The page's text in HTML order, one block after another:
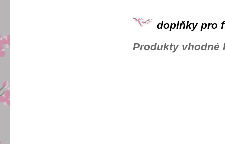
doplňky pro
Produkty vhodné